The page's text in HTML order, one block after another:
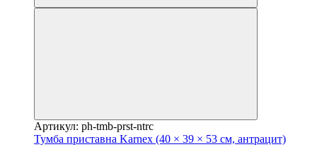
Артикул: ph-tmb-prst-ntrc
Тумба приставна Karnex (40 × 39 × 53 см, антрацит)